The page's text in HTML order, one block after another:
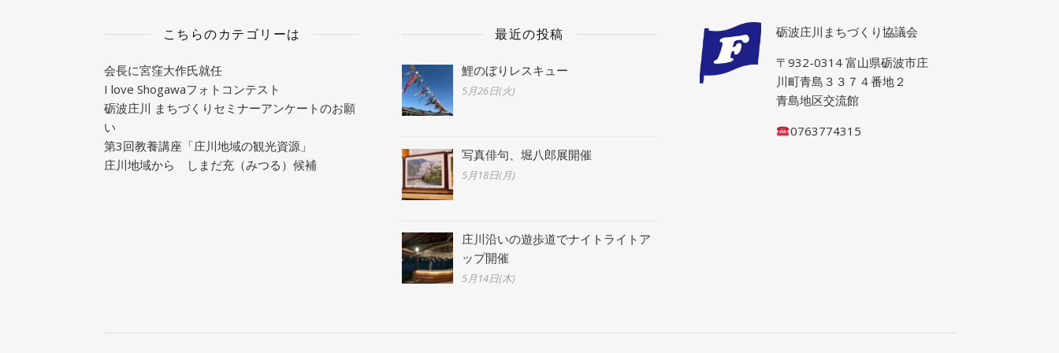
こちらのカテゴリーは
会長に宮窪大作氏就任
I love Shogawaフォトコンテスト
砺波庄川 まちづくりセミナーアンケートのお願
い
第3回教養講座「庄川地域の観光資源」
庄川地域から しまだ充（みつる）候補
最近の投稿
鯉のぼりレスキュー
5月26日(火)
写真俳句、堀八郎展開催
5月18日(月)
庄川沿いの遊歩道でナイトライトア
ップ開催
5月14日(木)
砺波庄川まちづくり協議会
〒932-0314 富山県砺波市庄
川町青島３３７４番地２
青島地区交流館
0763774315